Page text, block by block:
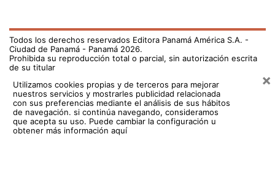
Todos los derechos reservados Editora Panamá América S.A. -
Ciudad de Panamá - Panamá 2026.
Prohibida su reproducción total o parcial, sin autorización escrita
de su titular
Utilizamos cookies propias y de terceros para mejorar
nuestros servicios y mostrarles publicidad relacionada
con sus preferencias mediante el análisis de sus hábitos
de navegación. si continúa navegando, consideramos
que acepta su uso. Puede cambiar la configuración u
obtener más información aquí
×